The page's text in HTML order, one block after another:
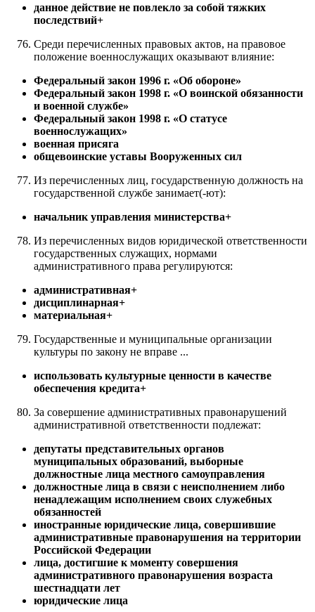
данное действие не повлекло за собой тяжких
последствий+
Среди перечисленных правовых актов, на правовое
положение военнослужащих оказывают влияние:
Федеральный закон 1996 г. «Об обороне»
Федеральный закон 1998 г. «О воинской обязанности
и военной службе»
Федеральный закон 1998 г. «О статусе
военнослужащих»
военная присяга
общевоинские уставы Вооруженных сил
Из перечисленных лиц, государственную должность на
государственной службе занимает(-ют):
начальник управления министерства+
Из перечисленных видов юридической ответственности
государственных служащих, нормами
административного права регулируются:
административная+
дисциплинарная+
материальная+
Государственные и муниципальные организации
культуры по закону не вправе ...
использовать культурные ценности в качестве
обеспечения кредита+
За совершение административных правонарушений
административной ответственности подлежат:
депутаты представительных органов
муниципальных образований, выборные
должностные лица местного самоуправления
должностные лица в связи с неисполнением либо
ненадлежащим исполнением своих служебных
обязанностей
иностранные юридические лица, совершившие
административные правонарушения на территории
Российской Федерации
лица, достигшие к моменту совершения
административного правонарушения возраста
шестнадцати лет
юридические лица